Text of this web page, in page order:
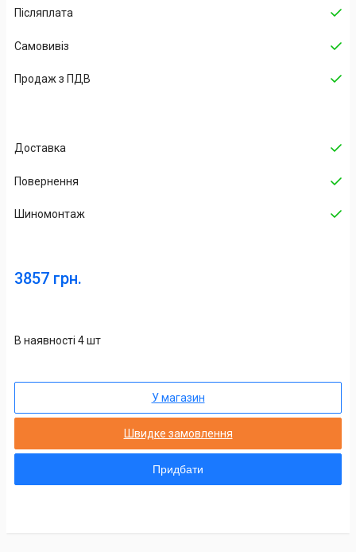
Післяплата
Самовивіз
Продаж з ПДВ
Доставка
Повернення
Шиномонтаж
3857 грн.
В наявності 4 шт
У магазин
Швидке замовлення
Придбати